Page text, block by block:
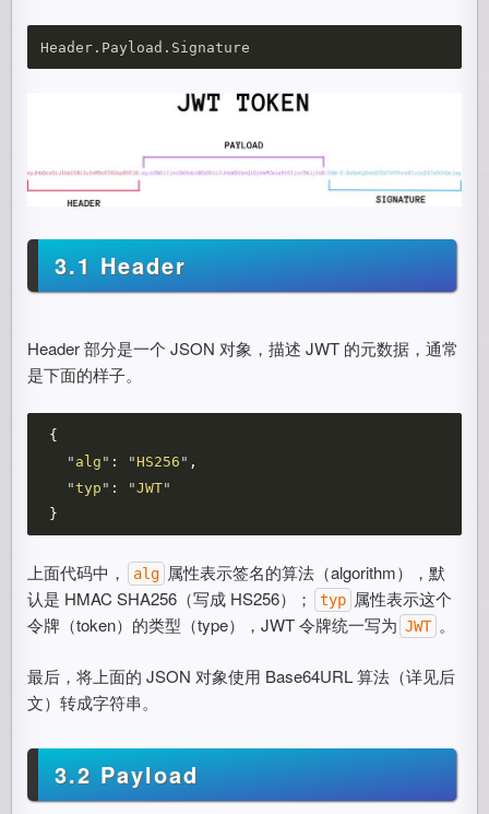
3.1 Header
Header 部分是一个 JSON 对象，描述 JWT 的元数据，通常
是下面的样子。
{
" alg " : "HS256 " ,
"typ " : "JWT"
}
上面代码中， alg 属性表示签名的算法（algorithm），默
认是 HMAC SHA256（写成 HS256）；
typ 属性表示这个
令牌（token）的类型（type），JWT 令牌统一写为 JWT 。
最后，将上面的 JSON 对象使用 Base64URL 算法（详见后
文）转成字符串。
3.2 Payload